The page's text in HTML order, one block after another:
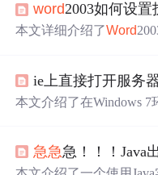
word2003如何设置
本文详细介绍了Word
脚等，为用户使用Word
ie上直接打开服务
本文介绍了在Windows
配置、清理临时文件夹
决方案。同时，针对银
急急急！！！Java出